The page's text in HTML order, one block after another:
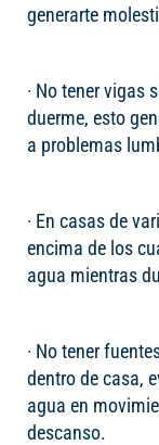
generarte
· No tener vigas
duerme, esto
a problemas
· En casas de
encima de los
agua mientras
· No tener
dentro de casa,
agua en
descanso.